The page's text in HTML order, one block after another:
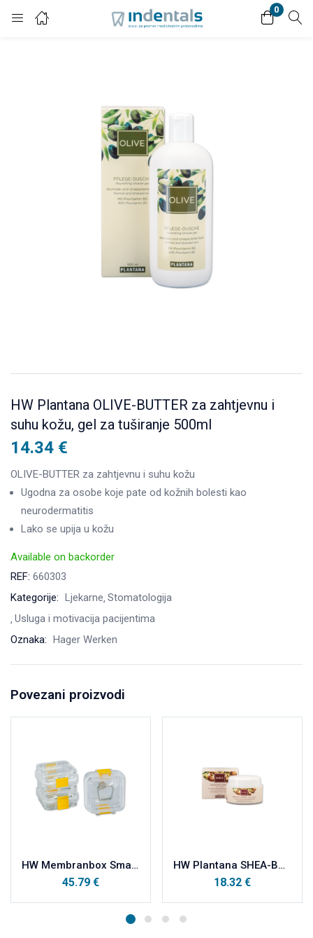
0
Login
HW Plantana OLIVE-BUTTER za zahtjevnu i
suhu kožu, gel za tuširanje 500ml
14.34 €
OLIVE-BUTTER za zahtjevnu i suhu kožu
Ugodna za osobe koje pate od kožnih bolesti kao
neurodermatitis
Lako se upija u kožu
Available on backorder
REF: 660303
Kategorije: Ljekarne Stomatologija
Usluga i motivacija pacijentima
Oznaka: Hager Werken
Povezani proizvodi
HW Membranbox Small, transportna kutija sa unutrašnjom membranom set od 12 komada 4×1,9x4cm
45.79 €
HW Plantana SHEA-BUTTER za zahtjevnu i suhu kožu, krema za lice 50ml
18.32 €